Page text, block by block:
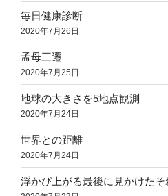
毎日健康診断
2020年7月26日
孟母三遷
2020年7月25日
地球の大きさを5地点観測
2020年7月24日
世界との距離
2020年7月24日
浮かび上がる最後に見かけたそ